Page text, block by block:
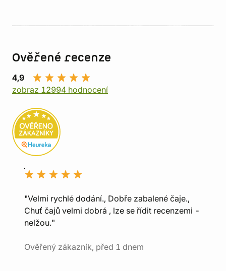
Ověřené recenze
4,9
zobraz 12994 hodnocení
"Velmi rychlé dodání., Dobře zabalené čaje.,
Chuť čajů velmi dobrá , lze se řídit recenzemi -
nelžou."
Ověřený zákazník, před 1 dnem